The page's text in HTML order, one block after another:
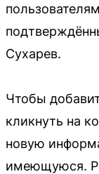
Сухарев.
Чтобы
кликнуть на
новую
имеющуюся.